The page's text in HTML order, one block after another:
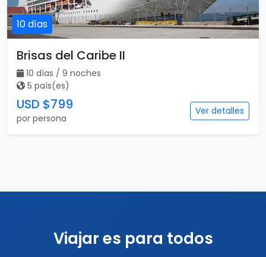
10 días
Vuelo incluido
5 país(es)